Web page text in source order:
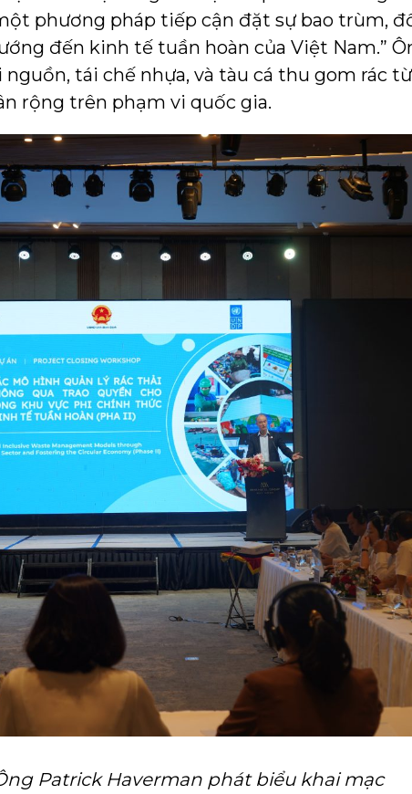
phương pháp tiếp cận đặt sự bao trùm,
đến kinh tế tuần hoàn của Việt Nam.”
tái chế nhựa, và tàu cá thu gom rác
rộng trên phạm vi quốc gia.
Patrick Haverman phát biểu khai mạc